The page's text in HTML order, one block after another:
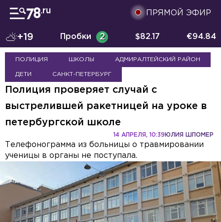
ПРЯМОЙ ЭФИР
+19 Пробки 2 $82.17 €94.84
ПОЛИЦИЯ ШКОЛЫ АДМИРАЛТЕЙСКИЙ РАЙОН
ДЕТИ САНКТ-ПЕТЕРБУРГ
Полиция проверяет случай с
выстрелившей ракетницей на уроке в
петербургской школе
ЮЛИЯ ШПОМЕР
14 АПРЕЛЯ, 10:39
Телефонограмма из больницы о травмировании
ученицы в органы не поступала.